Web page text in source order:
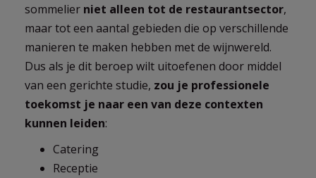
sommelier niet alleen tot de restaurantsector,
maar tot een aantal gebieden die op verschillende
manieren te maken hebben met de wijnwereld.
Dus als je dit beroep wilt uitoefenen door middel
van een gerichte studie, zou je professionele
toekomst je naar een van deze contexten
kunnen leiden:
Catering
Receptie